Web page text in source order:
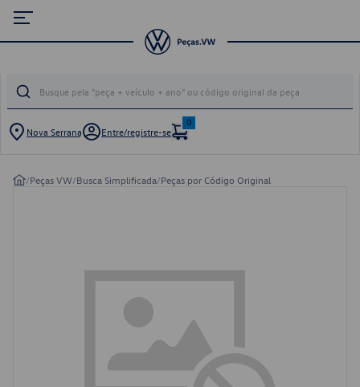
Nova Serrana Entre/registre-se
0
/Peças VW/Busca Simplificada/Peças por Código Original